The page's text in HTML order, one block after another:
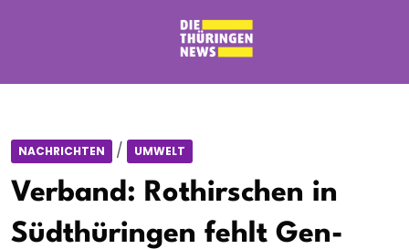
NACHRICHTEN / UMWELT
Verband: Rothirschen in
Südthüringen fehlt Gen-